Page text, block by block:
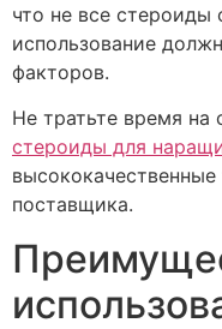
что не все стероиды
использование
факторов.
Не тратьте время на
стероиды для
поставщика.